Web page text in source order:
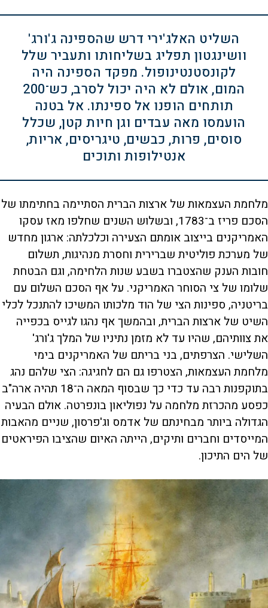
השליט האלג'ירי דרש שהספינה ג'ורג'
וושינגטון תפליג בשליחותו ותעביר שלל
לקונסטנטינופול. מפקד הספינה היה
המום, אולם לא היה יכול לסרב, כש־200
תותחים הופנו אל ספינתו. אל בטנה
הועמסו מאה עבדים וגן חיות קטן, שכלל
סוסים, פרות, כבשים, טיגריסים, אריות,
אנטילופות ותוכים
מלחמת העצמאות של ארצות הברית הסתיימה בחתימתו של
הסכם פריז ב־1783, ובשלוש השנים שחלפו מאז עסקו
האמריקנים בייצוב אומתם הצעירה וכלכלתה: ארגון מחדש
של מערכת פוליטית שברירית וחסרת מנהיגות, תשלום
חובות הענק שהצטברו בשבע שנות הלחימה, וגם הבטחת
שלומו של צי הסוחר האמריקני. על אף הסכם השלום עם
בריטניה, ספינות הצי של הוד מלכותו המשיכו להתנכל לכלי
השיט של ארצות הברית, ובהמשך אף נהגו לגייס בכפייה
את צוותיהם, שהיו עד לא מזמן נתיניו של המלך ג'ורג'
השלישי. הצרפתים, בני בריתם של האמריקנים בימי
מלחמת העצמאות, הצטרפו גם הם לחגיגה: הצי שלהם נהג
בתוקפנות רבה עד כדי כך שבסוף המאה ה־18 תהיה ארה"ב
כפסע מהכרזת מלחמה על נפוליאון בונפרטה. אולם הבעיה
הגדולה ביותר מבחינתם של אדמס וג'פרסון, שניים מהאבות
המייסדים וחברים ותיקים, הייתה האיום שהציבו הפיראטים
של הים התיכון.